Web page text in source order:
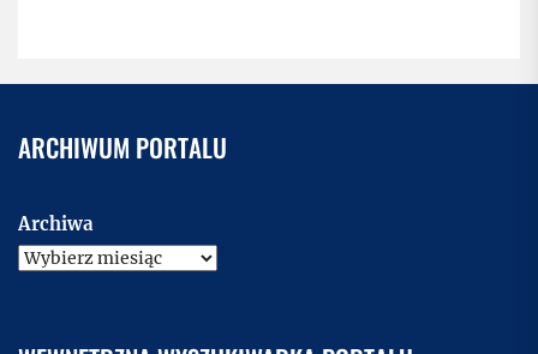
ARCHIWUM PORTALU
Archiwa